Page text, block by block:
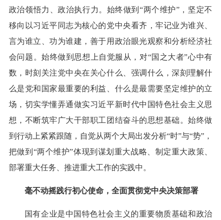
政治领悟力、政治执行力。始终做到“两个维护”，坚定不
移向以习近平同志为核心的党中央看齐，牢记业为谁兴、
言为谁立、功为谁建，善于用政治眼光观察和分析经济社
会问题。始终做到思想上自觉服从，对“国之大者”心中有
数，时刻关注党中央在关心什么、强调什么，深刻理解什
么是党和国家最重要的利益、什么是最需要坚定维护的立
场，切实学懂弄通做实习近平新时代中国特色社会主义思
想，不断筑牢广大干部职工团结奋斗的思想基础。始终做
到行动上紧紧跟随，自觉从两个大局出发分析“时”与“势”，
把做到“两个维护”体现到谋划重大战略、制定重大政策、
部署重大任务、推进重大工作的实践中。
毫不动摇践行初心使命，全面贯彻党中央决策部署
国有企业是中国特色社会主义的重要物质基础和政治